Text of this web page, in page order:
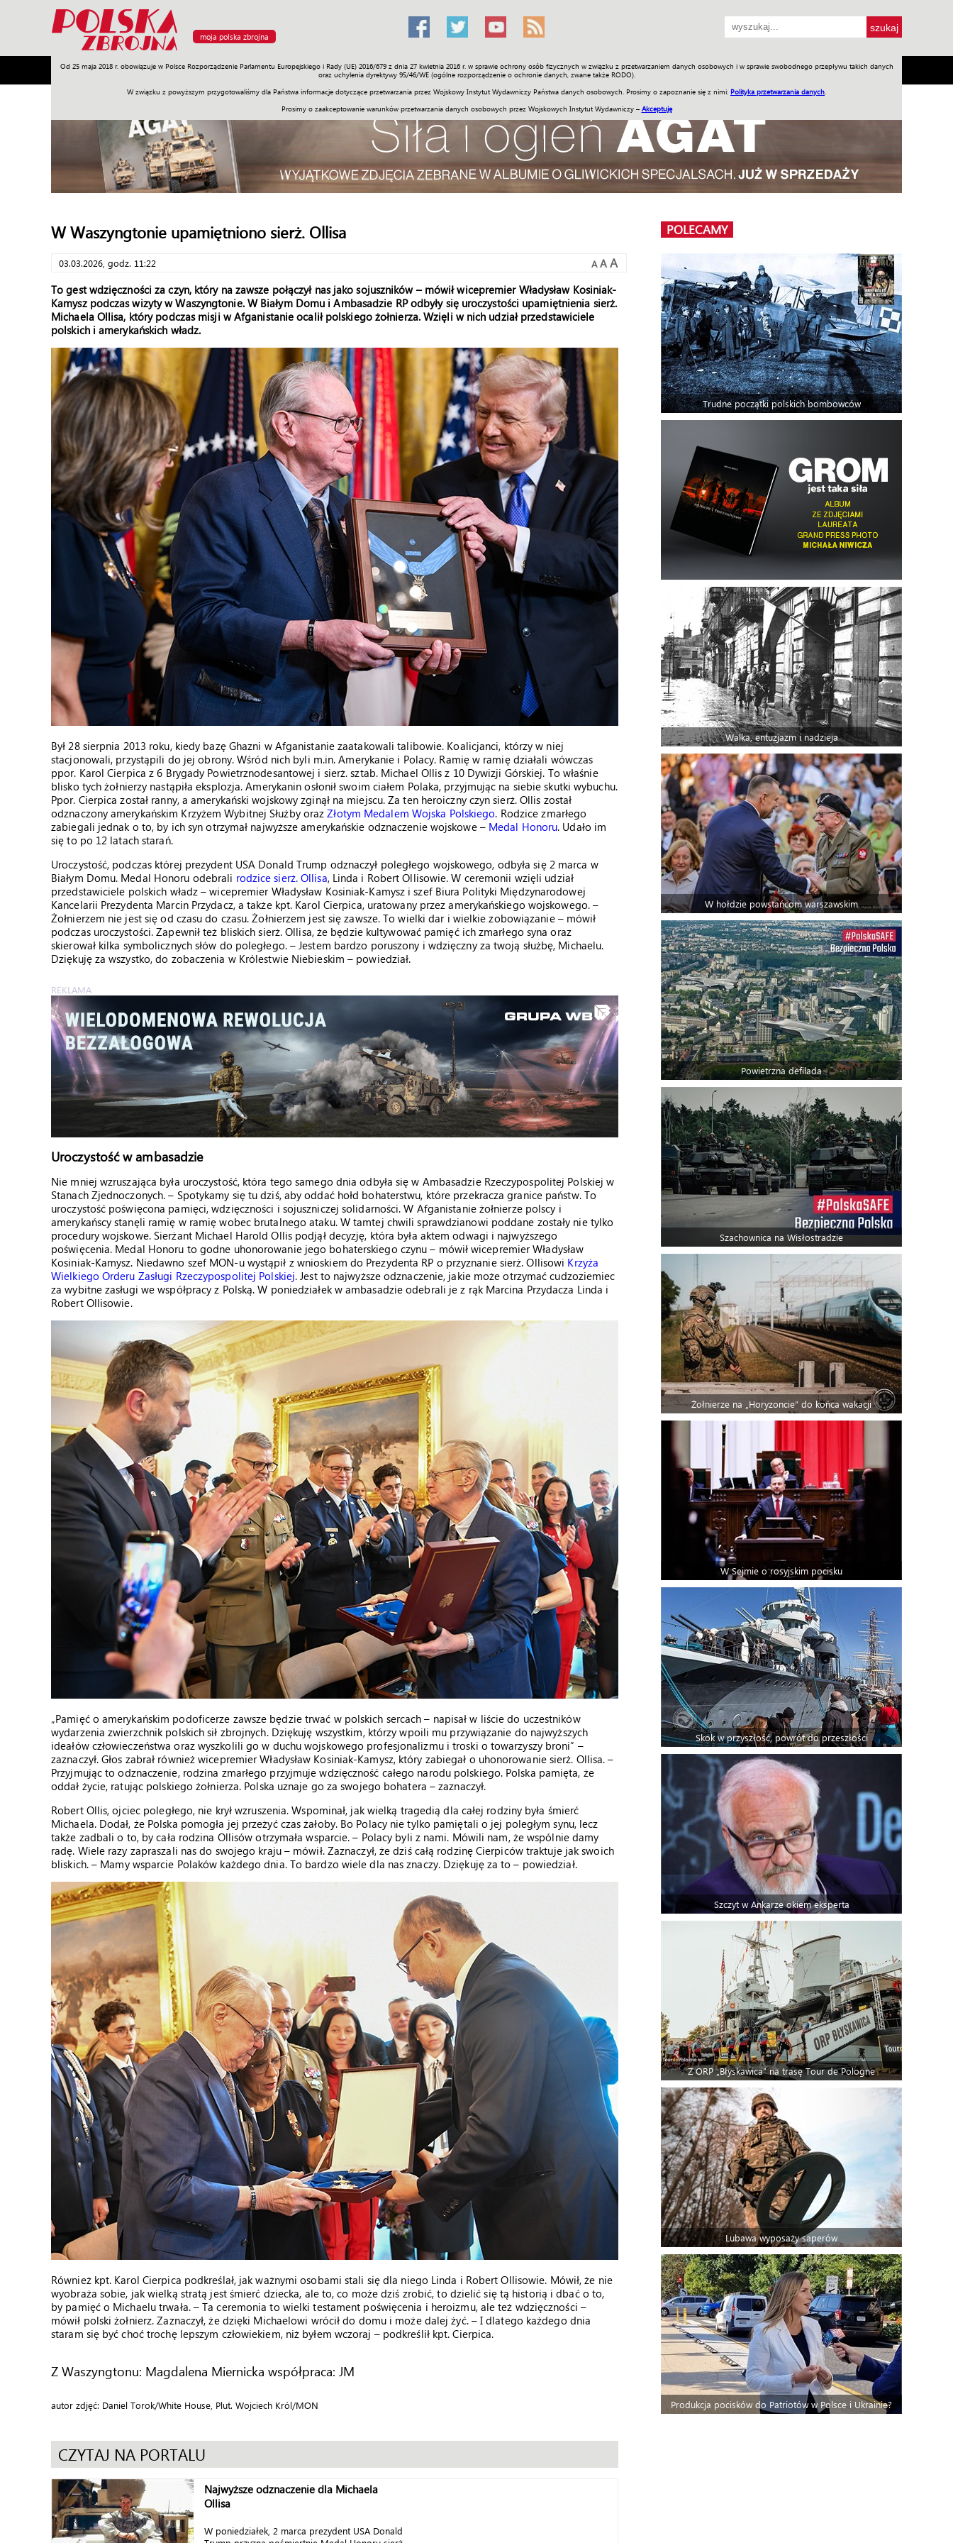
moja polska zbrojna
Od 25 maja 2018 r. obowiązuje w Polsce Rozporządzenie Parlamentu Europejskiego i Rady (UE) 2016/679 z dnia 27 kwietnia 2016 r. w sprawie ochrony osób fizycznych w związku z przetwarzaniem danych osobowych i w sprawie swobodnego przepływu takich danych
oraz uchylenia dyrektywy 95/46/WE (ogólne rozporządzenie o ochronie danych, zwane także RODO).
W związku z powyższym przygotowaliśmy dla Państwa informacje dotyczące przetwarzania przez Wojskowy Instytut Wydawniczy Państwa danych osobowych. Prosimy o zapoznanie się z nimi: Polityka przetwarzania danych
Prosimy o zaakceptowanie warunków przetwarzania danych osobowych przez Wojskowych Instytut Wydawniczy – Akceptuję
Armia Poligon Sprzęt Misje Polityka Prawo Świat Społeczność Sport Historia Galerie Wideo ENGLISH SKLEP Jednodniówki Praca w WIW
W Waszyngtonie upamiętniono sierż. Ollisa
03.03.2026, godz. 11:22 A A A
To gest wdzięczności za czyn, który na zawsze połączył nas jako sojuszników – mówił wicepremier Władysław Kosiniak-
Kamysz podczas wizyty w Waszyngtonie. W Białym Domu i Ambasadzie RP odbyły się uroczystości upamiętnienia sierż.
Michaela Ollisa, który podczas misji w Afganistanie ocalił polskiego żołnierza. Wzięli w nich udział przedstawiciele
polskich i amerykańskich władz.
Był 28 sierpnia 2013 roku, kiedy bazę Ghazni w Afganistanie zaatakowali talibowie. Koalicjanci, którzy w niej
stacjonowali, przystąpili do jej obrony. Wśród nich byli m.in. Amerykanie i Polacy. Ramię w ramię działali wówczas
ppor. Karol Cierpica z 6 Brygady Powietrznodesantowej i sierż. sztab. Michael Ollis z 10 Dywizji Górskiej. To właśnie
blisko tych żołnierzy nastąpiła eksplozja. Amerykanin osłonił swoim ciałem Polaka, przyjmując na siebie skutki wybuchu.
Ppor. Cierpica został ranny, a amerykański wojskowy zginął na miejscu. Za ten heroiczny czyn sierż. Ollis został
odznaczony amerykańskim Krzyżem Wybitnej Służby orazZłotym Medalem Wojska Polskiego. Rodzice zmarłego
zabiegali jednak o to, by ich syn otrzymał najwyższe amerykańskie odznaczenie wojskowe – Medal Honoru. Udało im
się to po 12 latach starań.
Uroczystość, podczas której prezydent USA Donald Trump odznaczył poległego wojskowego, odbyła się 2 marca w
Białym Domu. Medal Honoru odebrali rodzice sierż. Ollisa, Linda i Robert Ollisowie. W ceremonii wzięli udział
przedstawiciele polskich władz – wicepremier Władysław Kosiniak-Kamysz i szef Biura Polityki Międzynarodowej
Kancelarii Prezydenta Marcin Przydacz, a także kpt. Karol Cierpica, uratowany przez amerykańskiego wojskowego. –
Żołnierzem nie jest się od czasu do czasu. Żołnierzem jest się zawsze. To wielki dar i wielkie zobowiązanie – mówił
podczas uroczystości. Zapewnił też bliskich sierż. Ollisa, że będzie kultywować pamięć ich zmarłego syna oraz
skierował kilka symbolicznych słów do poległego. – Jestem bardzo poruszony i wdzięczny za twoją służbę, Michaelu.
Dziękuję za wszystko, do zobaczenia w Królestwie Niebieskim – powiedział.
REKLAMA
Uroczystość w ambasadzie
Nie mniej wzruszająca była uroczystość, która tego samego dnia odbyła się w Ambasadzie Rzeczypospolitej Polskiej w
Stanach Zjednoczonych. – Spotykamy się tu dziś, aby oddać hołd bohaterstwu, które przekracza granice państw. To
uroczystość poświęcona pamięci, wdzięczności i sojuszniczej solidarności. W Afganistanie żołnierze polscy i
amerykańscy stanęli ramię w ramię wobec brutalnego ataku. W tamtej chwili sprawdzianowi poddane zostały nie tylko
procedury wojskowe. Sierżant Michael Harold Ollis podjął decyzję, która była aktem odwagi i najwyższego
poświęcenia. Medal Honoru to godne uhonorowanie jego bohaterskiego czynu – mówił wicepremier Władysław
Kosiniak-Kamysz. Niedawno szef MON-u wystąpił z wnioskiem do Prezydenta RP o przyznanie sierż. Ollisowi Krzyża
Wielkiego Orderu Zasługi Rzeczypospolitej Polskiej. Jest to najwyższe odznaczenie, jakie może otrzymać cudzoziemiec
za wybitne zasługi we współpracy z Polską. W poniedziałek w ambasadzie odebrali je z rąk Marcina Przydacza Linda i
Robert Ollisowie.
„Pamięć o amerykańskim podoficerze zawsze będzie trwać w polskich sercach – napisał w liście do uczestników
wydarzenia zwierzchnik polskich sił zbrojnych. Dziękuję wszystkim, którzy wpoili mu przywiązanie do najwyższych
ideałów człowieczeństwa oraz wyszkolili go w duchu wojskowego profesjonalizmu i troski o towarzyszy broni” –
zaznaczył. Głos zabrał również wicepremier Władysław Kosiniak-Kamysz, który zabiegał o uhonorowanie sierż. Ollisa. –
Przyjmując to odznaczenie, rodzina zmarłego przyjmuje wdzięczność całego narodu polskiego. Polska pamięta, że
oddał życie, ratując polskiego żołnierza. Polska uznaje go za swojego bohatera – zaznaczył.
Robert Ollis, ojciec poległego, nie krył wzruszenia. Wspominał, jak wielką tragedią dla całej rodziny była śmierć
Michaela. Dodał, że Polska pomogła jej przeżyć czas żałoby. Bo Polacy nie tylko pamiętali o jej poległym synu, lecz
także zadbali o to, by cała rodzina Ollisów otrzymała wsparcie. – Polacy byli z nami. Mówili nam, że wspólnie damy
radę. Wiele razy zapraszali nas do swojego kraju – mówił. Zaznaczył, że dziś całą rodzinę Cierpiców traktuje jak swoich
bliskich. – Mamy wsparcie Polaków każdego dnia. To bardzo wiele dla nas znaczy. Dziękuję za to – powiedział.
Również kpt. Karol Cierpica podkreślał, jak ważnymi osobami stali się dla niego Linda i Robert Ollisowie. Mówił, że nie
wyobraża sobie, jak wielką stratą jest śmierć dziecka, ale to, co może dziś zrobić, to dzielić się tą historią i dbać o to,
by pamięć o Michaelu trwała. – Ta ceremonia to wielki testament poświęcenia i heroizmu, ale też wdzięczności –
mówił polski żołnierz. Zaznaczył, że dzięki Michaelowi wrócił do domu i może dalej żyć. – I dlatego każdego dnia
staram się być choć trochę lepszym człowiekiem, niż byłem wczoraj – podkreślił kpt. Cierpica.
Z Waszyngtonu: Magdalena Miernicka współpraca: JM
autor zdjęć: Daniel Torok/White House, Plut. Wojciech Król/MON
CZYTAJ NA PORTALU
Najwyższe odznaczenie dla Michaela
Ollisa
W poniedziałek, 2 marca prezydent USA Donald
POLECAMY
Trudne początki polskich bombowców
Walka, entuzjazm i nadzieja
W hołdzie powstańcom warszawskim
Powietrzna defilada
Szachownica na Wisłostradzie
Żołnierze na „Horyzoncie” do końca wakacji
W Sejmie o rosyjskim pocisku
Skok w przyszłość, powrót do przeszłości
Szczyt w Ankarze okiem eksperta
Z ORP „Błyskawica” na trasę Tour de Pologne
Lubawa wyposaży saperów
Produkcja pocisków do Patriotów w Polsce i Ukrainie?